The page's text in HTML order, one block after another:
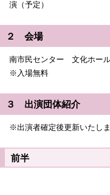
演（予定）
２ 会場
南市民センター 文化ホー
※入場無料
３ 出演団体紹介
※出演者確定後更新いたしま
前半